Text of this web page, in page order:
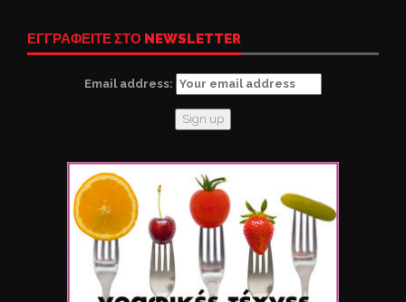
ΕΓΓΡΑΦΕΙΤΕ ΣΤΟ NEWSLETTER
Email address: